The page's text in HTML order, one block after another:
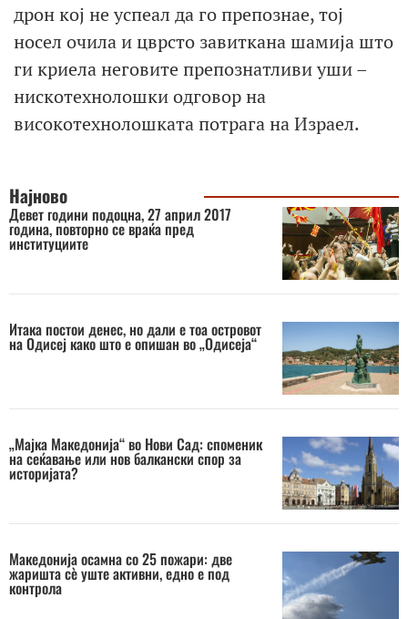
дрон кој не успеал да го препознае, тој
носел очила и цврсто завиткана шамија што
ги криела неговите препознатливи уши –
нискотехнолошки одговор на
високотехнолошката потрага на Израел.
Најново
Девет години подоцна, 27 април 2017
година, повторно се враќа пред
институциите
Итака постои денес, но дали е тоа островот
на Одисеј како што е опишан во „Одисеја“
„Мајка Македонија“ во Нови Сад: споменик
на сеќавање или нов балкански спор за
историјата?
Македонија осамна со 25 пожари: две
жаришта сè уште активни, едно е под
контрола